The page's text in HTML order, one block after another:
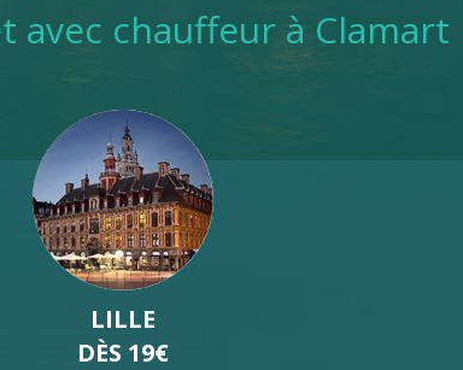
chauffeur à Clamart
LYON
DÈS 19€